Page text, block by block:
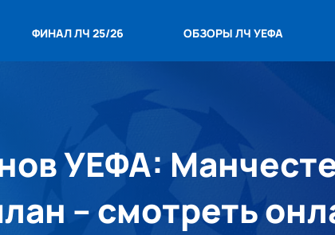
ФИНАЛ ЛЧ 25/26 ОБЗОРЫ ЛЧ УЕФА
УЕФА:
– смотреть